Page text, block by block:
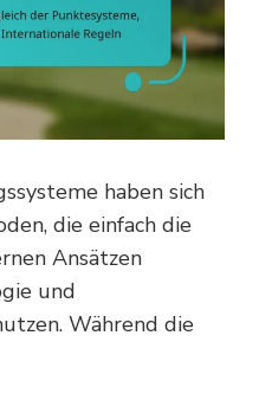
haben sich
die einfach die
Ansätzen
und
Während die